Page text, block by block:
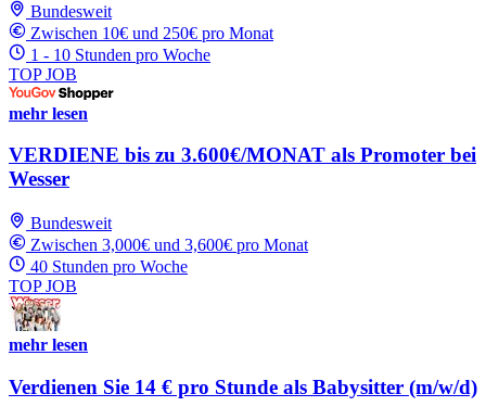
Bundesweit
Zwischen 10€ und 250€ pro Monat
1 - 10 Stunden pro Woche
TOP JOB
mehr lesen
VERDIENE bis zu 3.600€/MONAT als Promoter bei
Wesser
Bundesweit
Zwischen 3,000€ und 3,600€ pro Monat
40 Stunden pro Woche
TOP JOB
mehr lesen
Verdienen Sie 14 € pro Stunde als Babysitter (m/w/d)